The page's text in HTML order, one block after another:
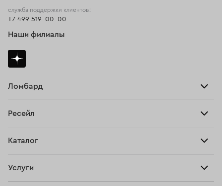
Ломбард
Тарифы
Ресейл
Купить
Каталог
Услуги
служба поддержки клиентов:
+7 499 519-00-00
Наши филиалы